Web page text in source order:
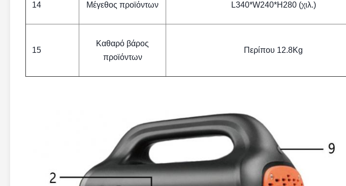
14 Μέγεθος προϊόντων L340*W240*H280 (χιλ.)
15
Καθαρό βάρος
προϊόντων
Περίπου 12.8Kg